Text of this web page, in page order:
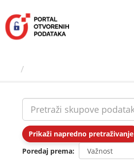
sadržaj
Prikaži napredno pretraživanje
Poredaj prema